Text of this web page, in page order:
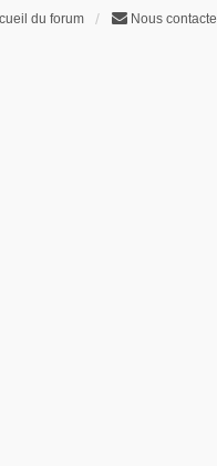
du forum Nous